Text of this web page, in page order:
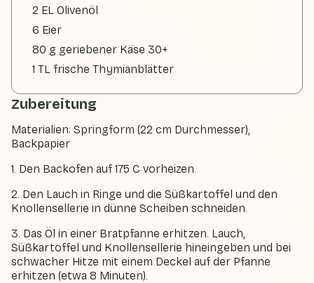
2 EL Olivenöl
6 Eier
80 g geriebener Käse 30+
1 TL frische Thymianblätter
Zubereitung
Materialien: Springform (22 cm Durchmesser),
Backpapier
1. Den Backofen auf 175 C vorheizen.
2. Den Lauch in Ringe und die Süßkartoffel und den
Knollensellerie in dünne Scheiben schneiden.
3. Das Öl in einer Bratpfanne erhitzen. Lauch,
Süßkartoffel und Knollensellerie hineingeben und bei
schwacher Hitze mit einem Deckel auf der Pfanne
erhitzen (etwa 8 Minuten).